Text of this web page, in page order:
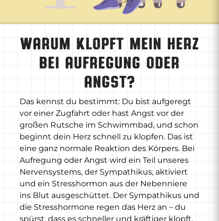
Warum klopft mein Herz
bei Aufregung oder
Angst?
Das kennst du bestimmt: Du bist aufgeregt
vor einer Zugfahrt oder hast Angst vor der
großen Rutsche im Schwimmbad, und schon
beginnt dein Herz schnell zu klopfen. Das ist
eine ganz normale Reaktion des Körpers. Bei
Aufregung oder Angst wird ein Teil unseres
Nervensystems, der Sympathikus, aktiviert
und ein Stresshormon aus der Nebenniere
ins Blut ausgeschüttet. Der Sympathikus und
die Stresshormone regen das Herz an – du
spürst, dass es schneller und kräftiger klopft.